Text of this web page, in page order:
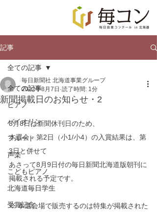
記事
全ての記事
ピアノ
バイオリン
フルート
声楽
こどもピアノ
北海道毎日学生
受賞記念
全ての記事
新聞掲載日のお知らせ・2
毎日新聞社 北海道事業グループ
2022年8月7日 読了時間: 1分
8月8日は新聞休刊日のため、
本選会・第2日（小1/小4）の入賞結果は、第
3日と併せて
あさって8月9日付の毎日新聞北海道版朝刊に
掲載される予定です。
※ 本選会場で販売するのは特集が掲載された